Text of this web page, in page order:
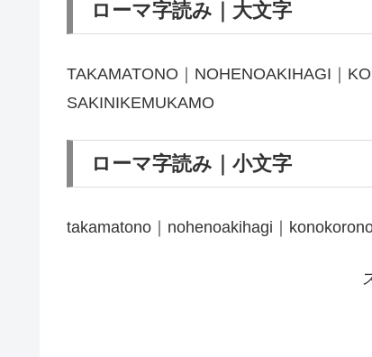
ローマ字読み｜大文字
TAKAMATONO｜NOHENOAKIHAGI｜
SAKINIKEMUKAMO
ローマ字読み｜小文字
takamatono｜nohenoakihagi｜